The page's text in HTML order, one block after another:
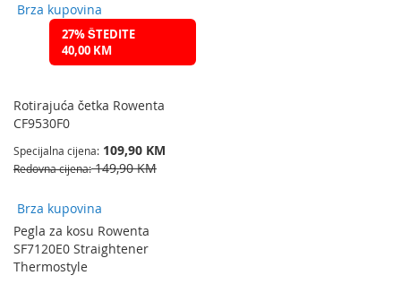
Brza kupovina
27% ŠTEDITE
40,00 KM
Rotirajuća četka Rowenta
CF9530F0
Specijalna cijena 109,90 KM
Redovna cijena 149,90 KM
Brza kupovina
Pegla za kosu Rowenta
SF7120E0 Straightener
Thermostyle